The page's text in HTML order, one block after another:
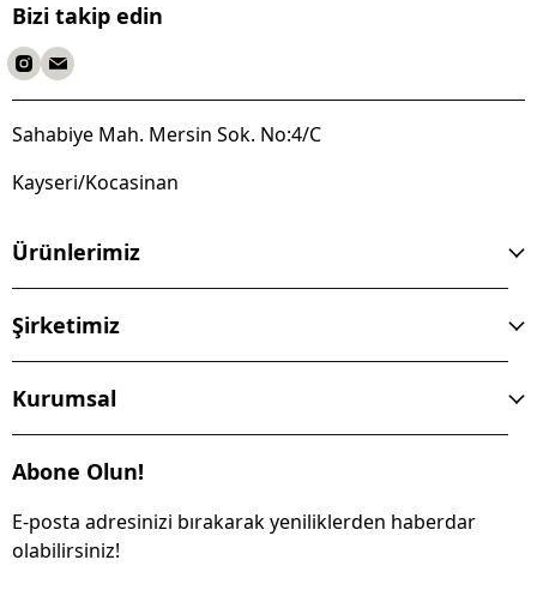
Bizi takip edin
Sahabiye Mah. Mersin Sok. No:4/C
Kayseri/Kocasinan
Ürünlerimiz
Şirketimiz
Kurumsal
Abone Olun!
E-posta adresinizi bırakarak yeniliklerden haberdar
olabilirsiniz!